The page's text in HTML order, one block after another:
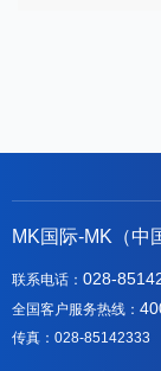
MK国际-MK（中
联系电话： 028-
全国客户服务热线：
传真：028-85142333